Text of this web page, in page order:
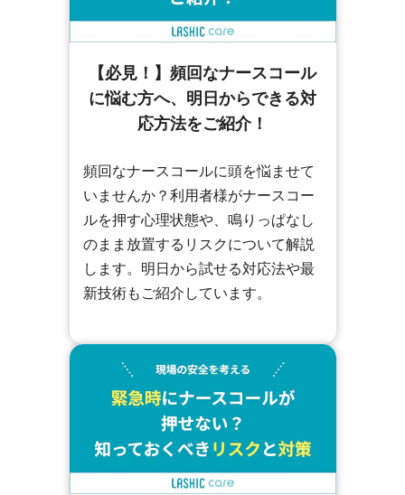
【必見！】頻回なナースコール
に悩む方へ、明日からできる対
応方法をご紹介！
頻回なナースコールに頭を悩ませて
いませんか？利用者様がナースコー
ルを押す心理状態や、鳴りっぱなし
のまま放置するリスクについて解説
します。明日から試せる対応法や最
新技術もご紹介しています。